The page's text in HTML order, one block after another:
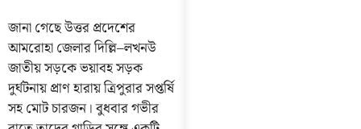
জানা গেছে উত্তর প্রদেশের
আমরোহা জেলার দিল্লি–লখনউ
জাতীয় সড়কে ভয়াবহ সড়ক
দুর্ঘটনায় প্রাণ হারায় ত্রিপুরার সপ্তর্ষি
সহ মোট চারজন। বুধবার গভীর